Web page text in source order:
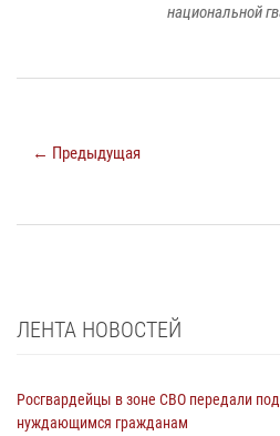
национальной
← Предыдущая
ЛЕНТА НОВОСТЕЙ
Росгвардейцы в зоне СВО передали
нуждающимся гражданам